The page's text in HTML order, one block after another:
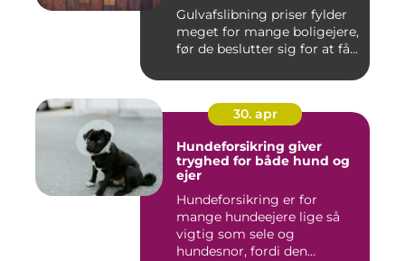
Gulvafslibning priser fylder
meget for mange boligejere,
før de beslutter sig for at få...
30. apr
Hundeforsikring giver
tryghed for både hund og
ejer
Hundeforsikring er for
mange hundeejere lige så
vigtig som sele og
hundesnor, fordi den